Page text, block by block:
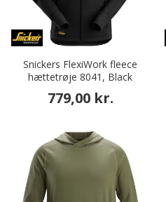
Snickers FlexiWork fleece
hættetrøje 8041, Black
779,00 kr.